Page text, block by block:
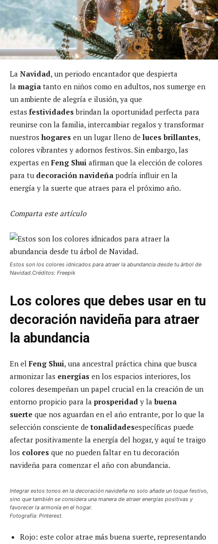
La Navidad, un periodo encantador que despierta
la magia tanto en niños como en adultos, nos sumerge en
un ambiente de alegría e ilusión, ya que
estas festividades brindan la oportunidad perfecta para
reunirse con la familia, intercambiar regalos y transformar
nuestros hogares en un lugar lleno de luces brillantes,
colores vibrantes y adornos festivos. Sin embargo, las
expertas en Feng Shui afirman que la elección de colores
para tu decoración navideña podría influir en la
energía y la suerte que atraes para el próximo año.
Comparta este artículo
Estos son los colores idnicados para atraer la abundancia desde tu árbol de
Navidad.Créditos: Freepik
Los colores que debes usar en tu
decoración navideña para atraer
la abundancia
En el Feng Shui, una ancestral práctica china que busca
armonizar las energías en los espacios interiores, los
colores desempeñan un papel crucial en la creación de un
entorno propicio para la prosperidad y la buena
suerte que nos aguardan en el año entrante, por lo que la
selección consciente detonalidadesespecíficas puede
afectar positivamente la energía del hogar, y aquí te traigo
los colores que no pueden faltar en tu decoración
navideña para comenzar el año con abundancia.
Integrar estos tonos en la decoración navideña no solo añade un toque festivo,
sino que también se considera una manera de atraer energías positivas y
favorecer la armonía en el hogar.
Fotografía: Pinterest.
Rojo: este color atrae más buena suerte, representando